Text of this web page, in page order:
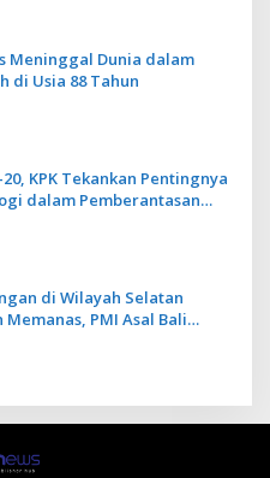
Meninggal Dunia dalam
di Usia 88 Tahun
20, KPK Tekankan Pentingnya
dalam Pemberantasan
di Wilayah Selatan
PMI Asal Bali